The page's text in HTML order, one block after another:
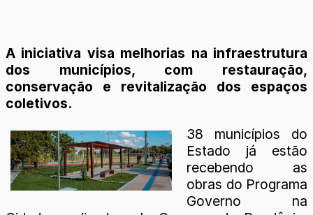
A iniciativa visa melhorias na infraestrutura
dos municípios, com restauração,
conservação e revitalização dos espaços
coletivos.
38 municípios do
Estado já estão
recebendo as
obras do Programa
Governo na